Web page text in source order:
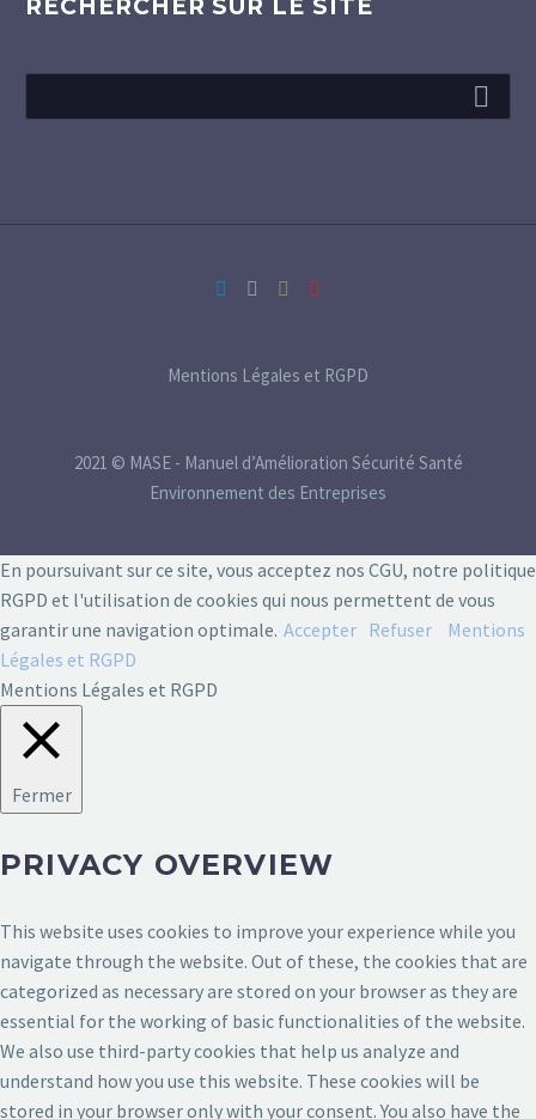
RECHERCHER SUR LE SITE
Mentions Légales et RGPD
2021 © MASE - Manuel d’Amélioration Sécurité Santé
Environnement des Entreprises
En poursuivant sur ce site, vous acceptez nos CGU, notre politique
RGPD et l'utilisation de cookies qui nous permettent de vous
garantir une navigation optimale. Accepter Refuser
Mentions
Légales et RGPD
Mentions Légales et RGPD
Fermer
PRIVACY OVERVIEW
This website uses cookies to improve your experience while you
navigate through the website. Out of these, the cookies that are
categorized as necessary are stored on your browser as they are
essential for the working of basic functionalities of the website.
We also use third-party cookies that help us analyze and
understand how you use this website. These cookies will be
stored in your browser only with your consent. You also have the